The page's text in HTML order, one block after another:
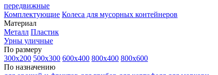
передвижные
Комплектующие Колеса для мусорных контейнеров
Материал
Металл Пластик
Урны уличные
По размеру
300х200 500х300 600х400 800х400 800х600
По назначению